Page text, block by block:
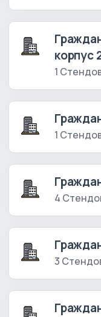
корпус
1
1
4
3